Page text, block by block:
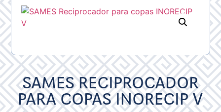
SAMES RECIPROCADOR
PARA COPAS INORECIP V